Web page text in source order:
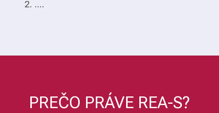
2. ....
PREČO PRÁVE REA-S?